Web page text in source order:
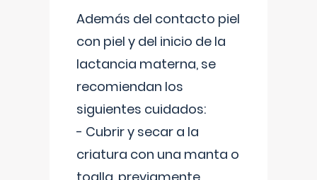
Además del contacto piel
con piel y del inicio de la
lactancia materna, se
recomiendan los
siguientes cuidados:
- Cubrir y secar a la
criatura con una manta o